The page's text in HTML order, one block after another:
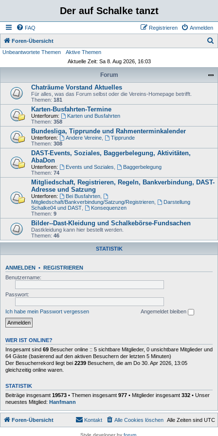
Der auf Schalke tanzt
FAQ Anmelden
Registrieren
Foren-Übersicht
Unbeantwortete Themen
Aktive Themen
Aktuelle Zeit: Sa 8. Aug 2026, 16:03
Forum
Chaträume Vorstand Aktuelles
Für alles, was das Forum selbst oder die Vereins-Homepage betrifft.
Themen: 181
Karten-Busfahrten-Termine
Unterforum:
Karten und Busfahrten
Themen: 358
Bundesliga, Tipprunde und Rahmenterminkalender
Unterforen: Andere Vereine,
Tipprunde
Themen: 308
DAST-Events, Soziales, Baggerbelegung, Aktivitäten,
AbaDon
Unterforen: Events und Soziales
Baggerbelegung
Themen: 74
Mitgliedschaft, Registrieren, Regeln, Bankverbindung, DAST-
Adresse und Satzung
Unterforen: Bei Busfahrten,
Mitgliedschaft/Bankverbindung/Satzung/Registrieren
Darstellung
Schalke04 und DAST
Konsequenzen
Themen: 9
Bilder--Dast-Kleidung und Schalkebörse-Fundsachen
Dastkleidung kann hier bestellt werden.
Themen: 46
STATISTIK
ANMELDEN • REGISTRIEREN
Benutzername:
Passwort:
Ich habe mein Passwort vergessen Angemeldet bleiben
WER IST ONLINE?
Insgesamt sind 69 Besucher online :: 5 sichtbare Mitglieder, 0 unsichtbare Mitglieder und
64 Gäste (basierend auf den aktiven Besuchern der letzten 5 Minuten)
Der Besucherrekord liegt bei 2239 Besuchern, die am Do 30. Apr 2026, 13:05
gleichzeitig online waren.
STATISTIK
Beiträge insgesamt 19573 • Themen insgesamt 977 • Mitglieder insgesamt 332 • Unser
neuestes Mitglied: Hanfmann
Foren-Übersicht Alle Zeiten sind UTC
Alle Cookies löschen
Kontakt
Style developer by forum